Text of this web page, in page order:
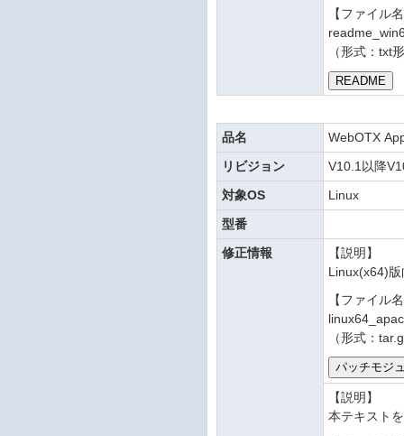
【ファイル
（形式：
品名
WebOTX
リビジョン
V10.1以降
対象OS
Linux
型番
修正情報
【説明】
Linux(x64)
【ファイル
（形式：
【説明】
本テキスト